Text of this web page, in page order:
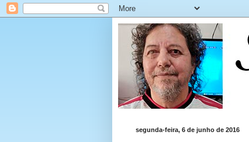
segunda-feira, 6 de junho de 2016